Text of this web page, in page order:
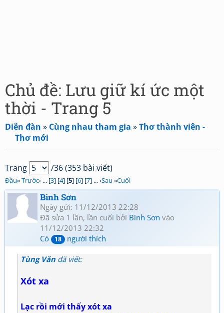
Chủ đề: Lưu giữ kí ức một
thời - Trang 5
Diễn đàn » Cùng nhau tham gia »Thơ thành viên -
Thơ mới
Trang /36 (353 bài viết)
Đầu«Trước‹ ... [3] [4] [5] [6] [7] ... ›Sau »Cuối
Bình Sơn
Ngày gửi: 11/12/2013 22:28
Đã sửa 1 lần, lần cuối bởi Bình Sơn vào
11/12/2013 22:32
Có
18 người thích
Tùng Văn đã viết:
Xót xa
Lạc rồi mới thấy xót xa